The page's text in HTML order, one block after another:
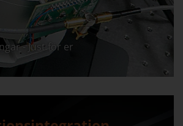
- Just för er